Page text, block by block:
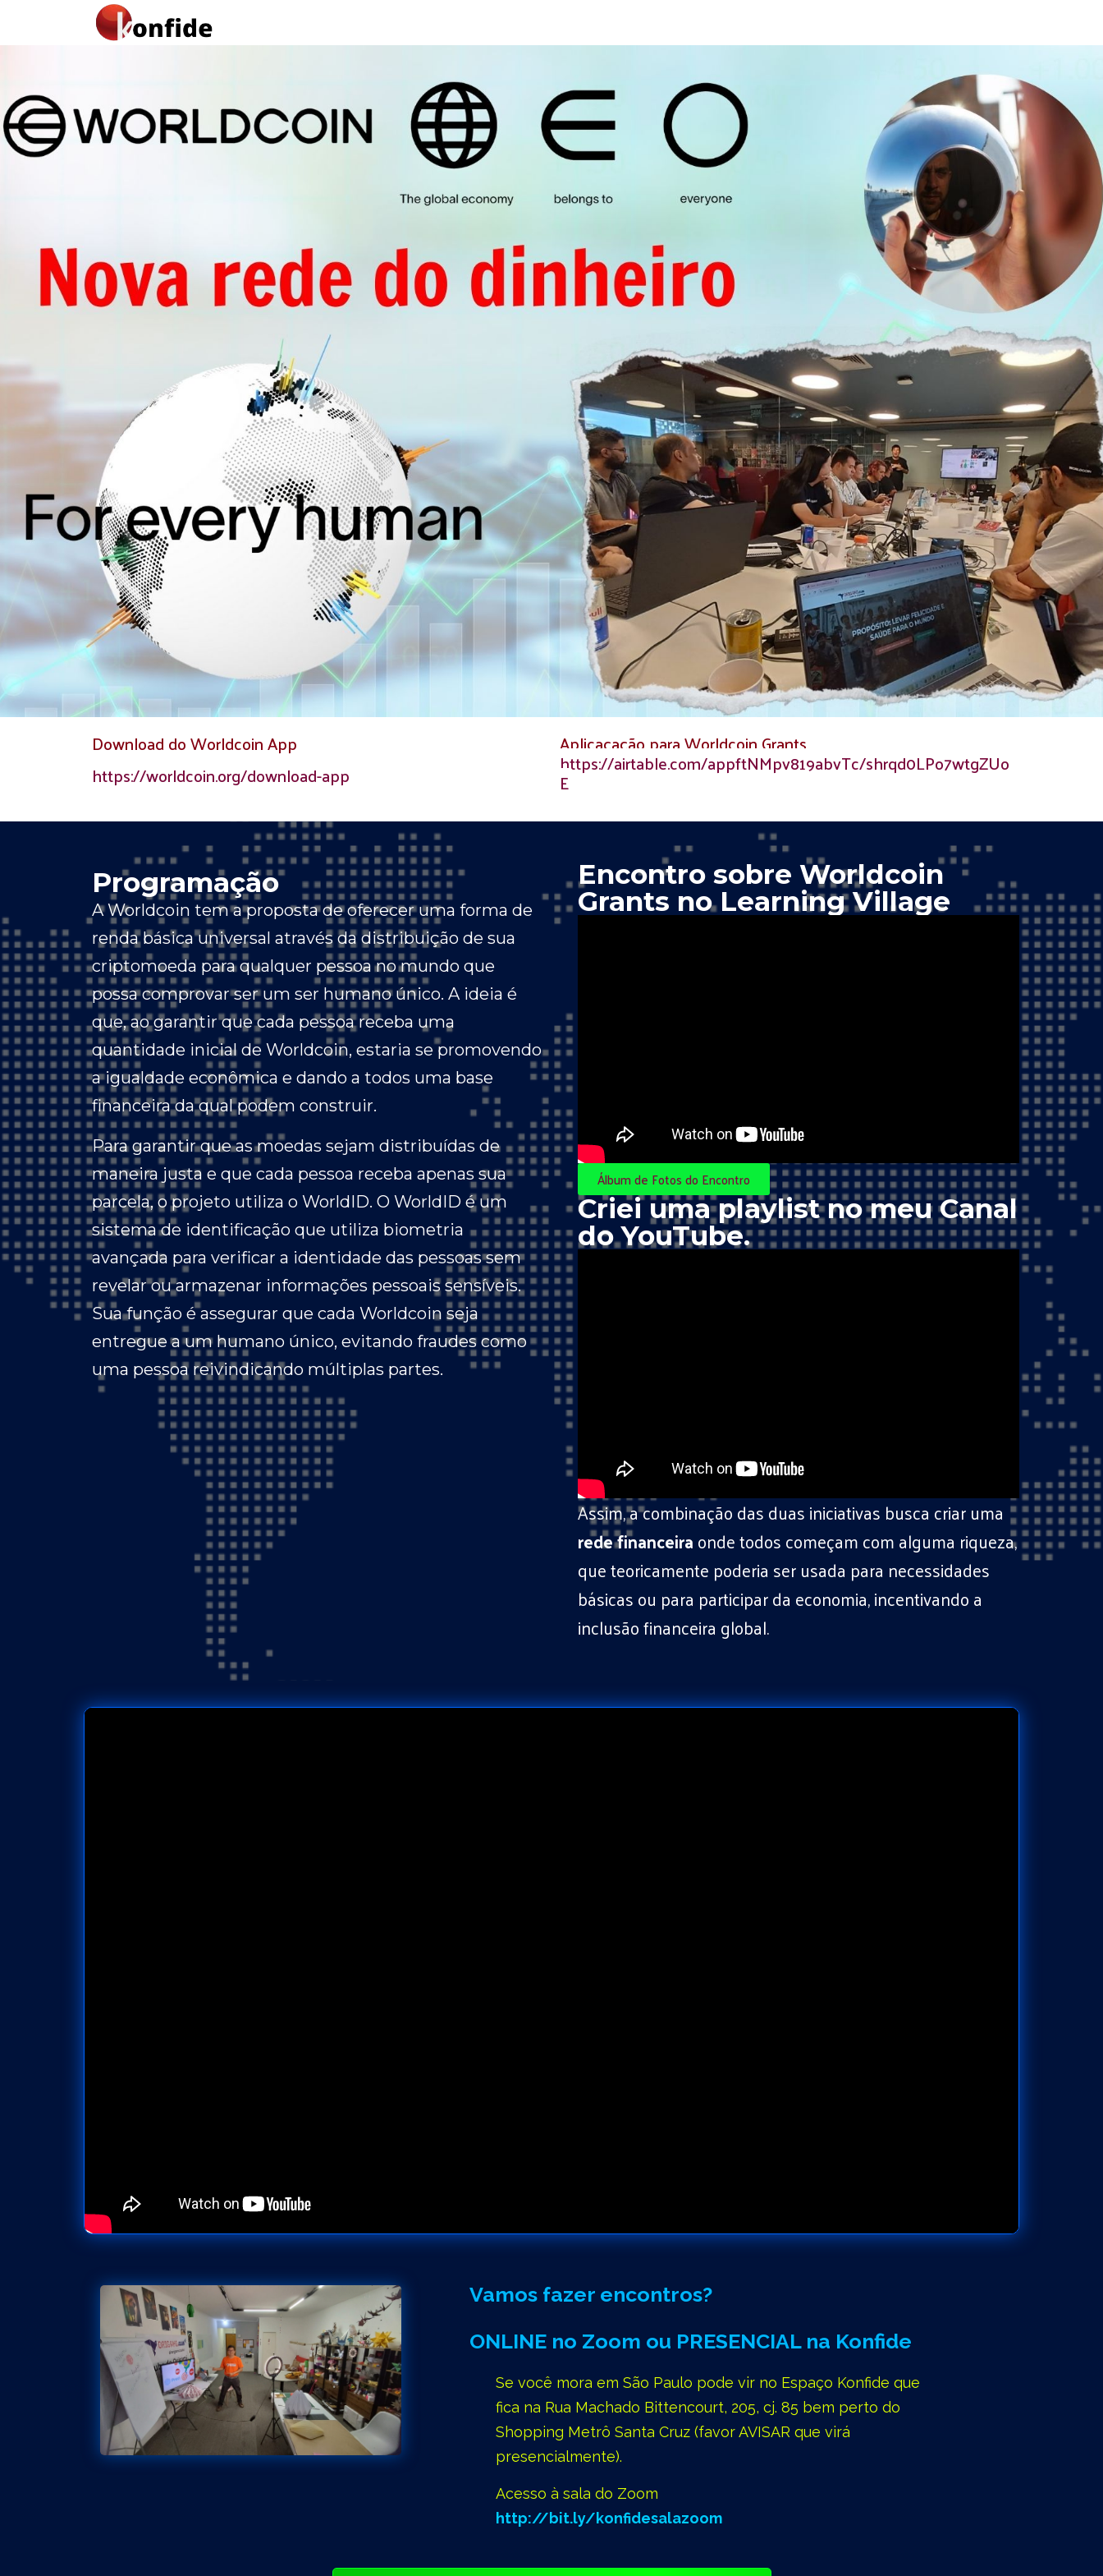
Download do Worldcoin App
https://worldcoin.org/download-app
Aplicaçação para Worldcoin Grants
https://airtable.com/appftNMpv819abvTc/shrqd0LPo7wtgZUo
E
Programação
A Worldcoin tem a proposta de oferecer uma forma de
renda básica universal através da distribuição de sua
criptomoeda para qualquer pessoa no mundo que
possa comprovar ser um ser humano único. A ideia é
que, ao garantir que cada pessoa receba uma
quantidade inicial de Worldcoin, estaria se promovendo
a igualdade econômica e dando a todos uma base
financeira da qual podem construir.
Para garantir que as moedas sejam distribuídas de
maneira justa e que cada pessoa receba apenas sua
parcela, o projeto utiliza o WorldID. O WorldID é um
sistema de identificação que utiliza biometria
avançada para verificar a identidade das pessoas sem
revelar ou armazenar informações pessoais sensíveis.
Sua função é assegurar que cada Worldcoin seja
entregue a um humano único, evitando fraudes como
uma pessoa reivindicando múltiplas partes.
Encontro sobre Worldcoin
Grants no Learning Village
Álbum de Fotos do Encontro
Criei uma playlist no meu Canal
do YouTube.
Assim, a combinação das duas iniciativas busca criar uma
rede financeiraonde todos começam com alguma riqueza,
que teoricamente poderia ser usada para necessidades
básicas ou para participar da economia, incentivando a
inclusão financeira global.
Vamos fazer encontros?
ONLINE no Zoom ou PRESENCIAL na Konfide
Se você mora em São Paulo pode vir no Espaço Konfide que
fica na Rua Machado Bittencourt, 205, cj. 85 bem perto do
Shopping Metrô Santa Cruz (favor AVISAR que virá
presencialmente).
Acesso à sala do Zoom
http://bit.ly/konfidesalazoom